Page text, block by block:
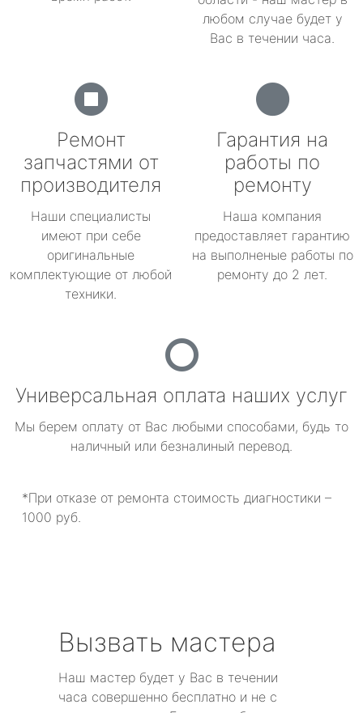
любом случае будет у
Вас в течении часа.
Ремонт
запчастями от
производителя
Наши специалисты
имеют при себе
оригинальные
комплектующие от любой
техники.
Гарантия на
работы по
ремонту
Наша компания
предоставляет гарантию
на выполненые работы по
ремонту до 2 лет.
Универсальная оплата наших услуг
Мы берем оплату от Вас любыми способами, будь то
наличный или безналиный перевод.
*При отказе от ремонта стоимость диагностики –
1000 руб.
Вызвать мастера
Наш мастер будет у Вас в течении
часа совершенно бесплатно и не с